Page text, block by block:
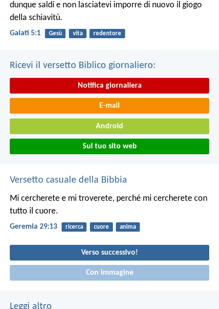
dunque saldi e non lasciatevi imporre di nuovo il giogo
della schiavitù.
Galati 5:1 Gesù vita redentore
Ricevi il versetto Biblico giornaliero:
Notifica giornaliera
E-mail
Android
Sul tuo sito web
Versetto casuale della Bibbia
Mi cercherete e mi troverete, perché mi cercherete con
tutto il cuore.
Geremia 29:13 ricerca cuore anima
Verso successivo!
Con immagine
Leggi altro